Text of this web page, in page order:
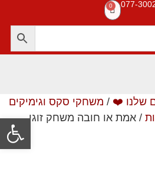
0
שלנו ❤️ / משחקי סקס וגימיקים
/ אמת או חובה משחק זוגי פתח